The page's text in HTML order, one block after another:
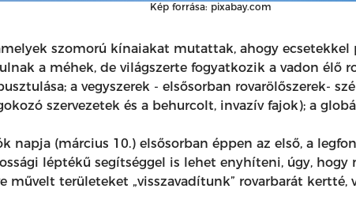
Kép forrása: pixabay.com
szomorú kínaiakat mutattak, ahogy
a méhek, de világszerte fogyatkozik a vadon élő
a vegyszerek - elsősorban rovarölőszerek-
szervezetek és a behurcolt, invazív fajok); a
napja (március 10.) elsősorban éppen az első, a
léptékű segítséggel is lehet enyhíteni, úgy,
művelt területeket „visszavadítunk” rovarbarát kertté,